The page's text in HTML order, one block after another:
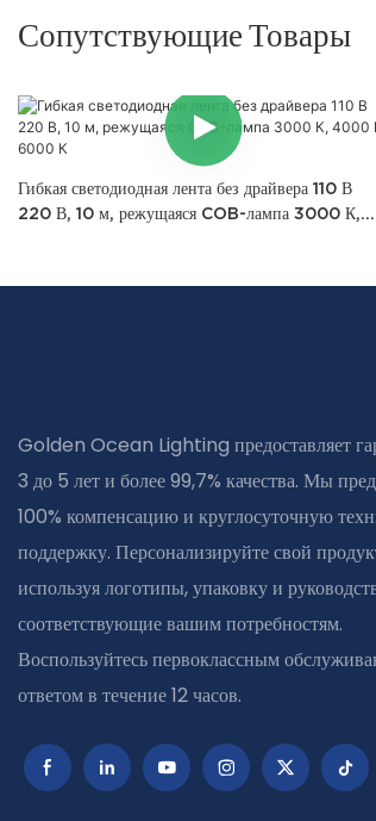
Сопутствующие Товары
Гибкая светодиодная лента без драйвера 110 В
220 В, 10 м, режущаяся COB-лампа 3000 К,
Golden Ocean Lighting предоставляет
3 до 5 лет и более 99,7% качества. Мы
100% компенсацию и круглосуточную
поддержку. Персонализируйте свой
используя логотипы, упаковку и
соответствующие вашим потребностям.
Воспользуйтесь первоклассным
ответом в течение 12 часов.